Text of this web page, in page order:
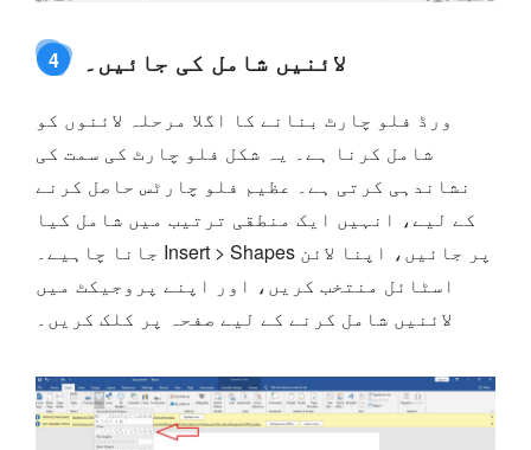
4 لائنیں شامل کی جائیں۔
ورڈ فلو چارٹ بنانے کا اگلا مرحلہ لائنوں کو
شامل کرنا ہے۔ یہ شکل فلو چارٹ کی سمت کی
نشاندہی کرتی ہے۔ عظیم فلو چارٹس حاصل کرنے
کے لیے، انہیں ایک منطقی ترتیب میں شامل کیا
جانا چاہیے۔ Insert > Shapes پر جائیں، اپنا لائن
اسٹائل منتخب کریں، اور اپنے پروجیکٹ میں
لائنیں شامل کرنے کے لیے صفحہ پر کلک کریں۔